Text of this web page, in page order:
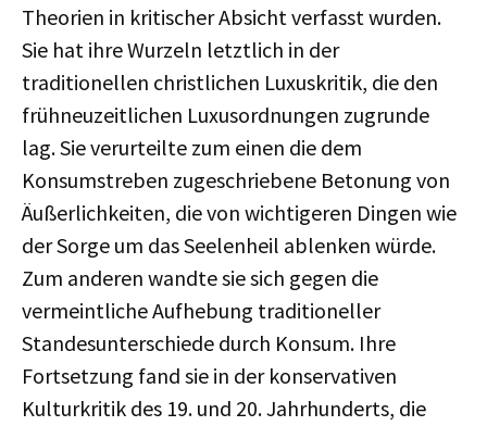
Theorien in kritischer Absicht verfasst wurden.
Sie hat ihre Wurzeln letztlich in der
traditionellen christlichen Luxuskritik, die den
frühneuzeitlichen Luxusordnungen zugrunde
lag. Sie verurteilte zum einen die dem
Konsumstreben zugeschriebene Betonung von
Äußerlichkeiten, die von wichtigeren Dingen wie
der Sorge um das Seelenheil ablenken würde.
Zum anderen wandte sie sich gegen die
vermeintliche Aufhebung traditioneller
Standesunterschiede durch Konsum. Ihre
Fortsetzung fand sie in der konservativen
Kulturkritik des 19. und 20. Jahrhunderts, die